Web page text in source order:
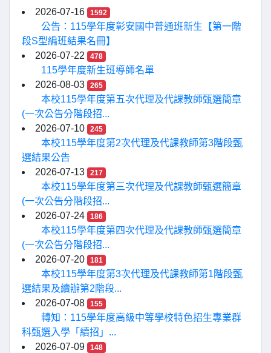
2026-07-16 1592
公告：115學年度彰安國中普通班新生【第一階
段S型編班結果名冊】
2026-07-22
478
115學年度新生班導師名單
2026-08-03
265
本校115學年度第五次代理及代課教師甄選簡章
(一次公告分階段招...
2026-07-10
245
本校115學年度第2次代理及代課教師第3階段甄
選結果公告
2026-07-13
217
本校115學年度第三次代理及代課教師甄選簡章
(一次公告分階段招...
2026-07-24
186
本校115學年度第四次代理及代課教師甄選簡章
(一次公告分階段招...
2026-07-20
181
本校115學年度第3次代理及代課教師第1階段甄
選結果及續辦第2階段...
2026-07-08
155
轉知：115學年度高級中等學校特色招生專業群
科甄選入學「續招」...
2026-07-09
148